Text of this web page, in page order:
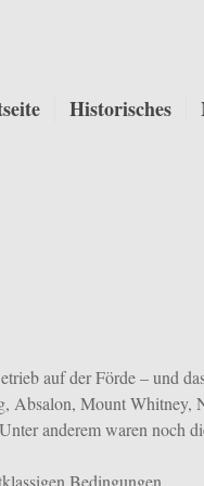
Historisches
auf der Förde – und
Absalon, Mount
anderem waren noch
Bedingungen …